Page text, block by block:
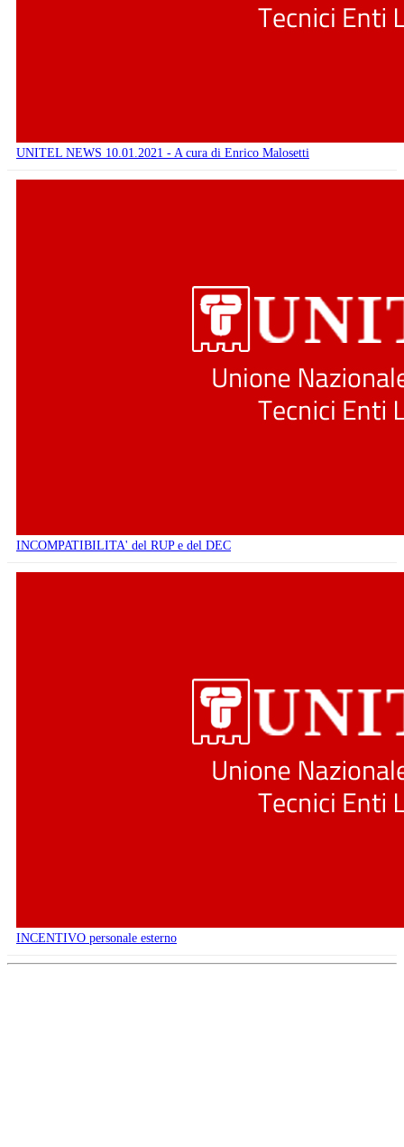
UNITEL NEWS 10.01.2021 - A cura di Enrico Malosetti
INCOMPATIBILITA' del RUP e del DEC
INCENTIVO personale esterno